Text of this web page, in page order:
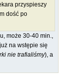
przyspieszy
dość po
może 30-40 min.,
na wstępie się
nie trafialiśmy), a